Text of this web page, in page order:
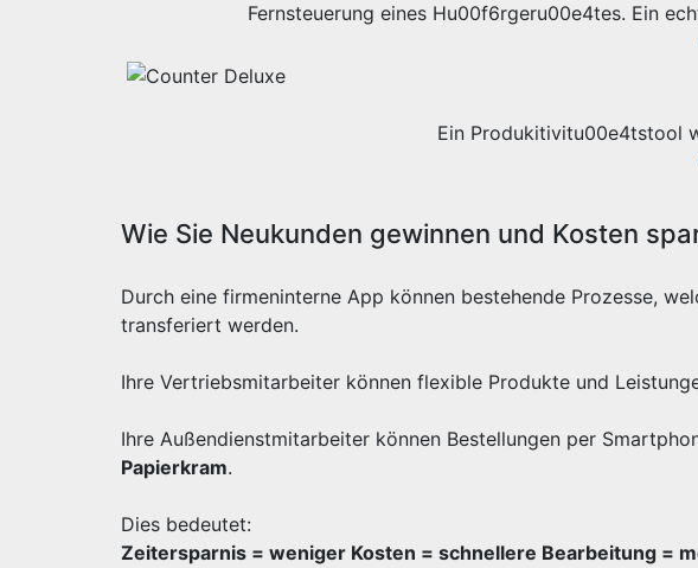
Fernsteuerung eines Hu00f6rgeru00e4tes. Ein
Ein Produkitivitu00e4tstool
Wie Sie Neukunden gewinnen und Kosten
Durch eine firmeninterne App können bestehende Prozesse,
transferiert werden.
Ihre Vertriebsmitarbeiter können flexible Produkte und
Ihre Außendienstmitarbeiter können Bestellungen per
Papierkram.
Dies bedeutet:
Zeitersparnis = weniger Kosten = schnellere Bearbeitung =